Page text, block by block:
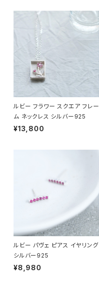
ルビー フラワー スクエア フレー
ム ネックレス シルバー925
¥13,800
ルビー パヴェ ピアス イヤリング
シルバー925
¥8,980